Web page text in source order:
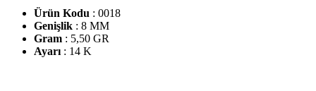
Ürün Kodu : 0018
Genişlik : 8 MM
Gram : 5,50 GR
Ayarı : 14 K